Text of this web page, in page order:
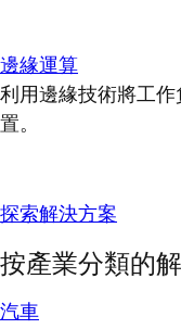
邊緣運算
利用邊緣技術將工
置。
探索解決方案
按產業分類的
汽車